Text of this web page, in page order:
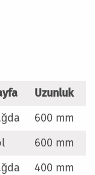
Uzunluk
600 mm
600 mm
400 mm